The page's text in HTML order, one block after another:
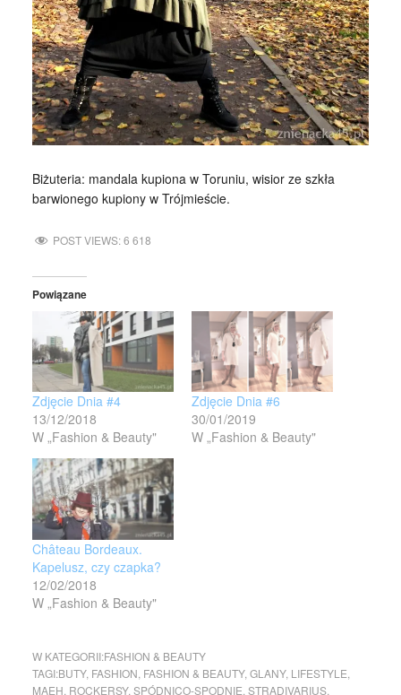
Biżuteria: mandala kupiona w Toruniu, wisior ze szkła
barwionego kupiony w Trójmieście.
POST VIEWS:6 618
Powiązane
Zdjęcie Dnia #4
13/12/2018
W „Fashion & Beauty"
Zdjęcie Dnia #6
30/01/2019
W „Fashion & Beauty"
Château Bordeaux.
Kapelusz, czy czapka?
12/02/2018
W „Fashion & Beauty"
W KATEGORII:FASHION & BEAUTY
TAGI:BUTY, FASHION FASHION & BEAUTY, GLANY, LIFESTYLE
MAEH ROCKERSY, SPÓDNICO-SPODNIE STRADIVARIUS,